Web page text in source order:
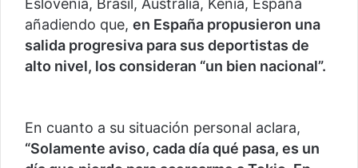
Eslovenia, Brasil, Australia, Kenia, España
añadiendo que, en España propusieron una
salida progresiva para sus deportistas de
alto nivel, los consideran “un bien nacional”.
En cuanto a su situación personal aclara,
“Solamente aviso, cada día qué pasa, es un